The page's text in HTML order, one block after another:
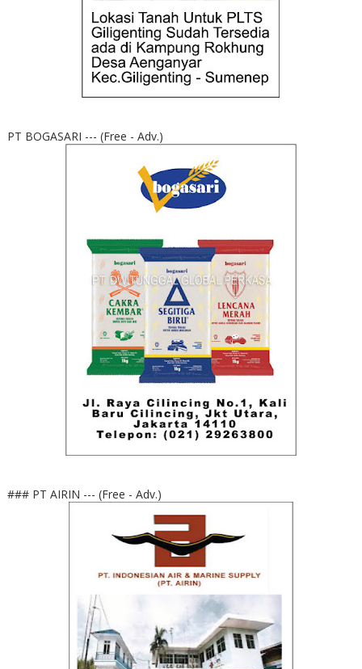
PT BOGASARI --- (Free - Adv.)
### PT AIRIN --- (Free - Adv.)